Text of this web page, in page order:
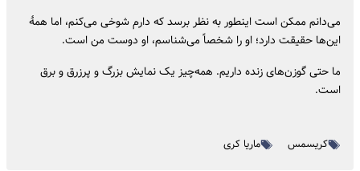
می‌دانم ممکن است اینطور به نظر برسد که دارم شوخی می‌کنم، اما همهٔ
این‌ها حقیقت دارد؛ او را شخصاً می‌شناسم، او دوست من است.
ما حتی گوزن‌های زنده داریم. همه‌چیز یک نمایش بزرگ و پرزرق و برق
است.
کریسمس ماریا کری